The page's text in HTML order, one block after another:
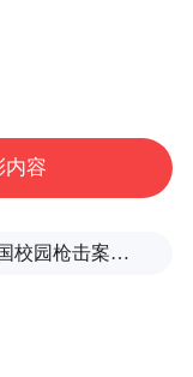
内容
泰国校园枪击案致9死，枪手父亲道歉